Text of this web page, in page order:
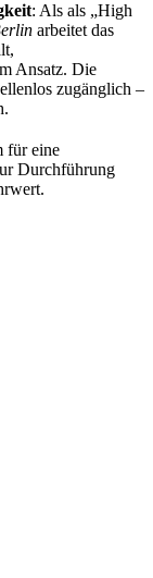
: Als als „High
arbeitet das
Ansatz. Die
zugänglich –
für eine
Durchführung